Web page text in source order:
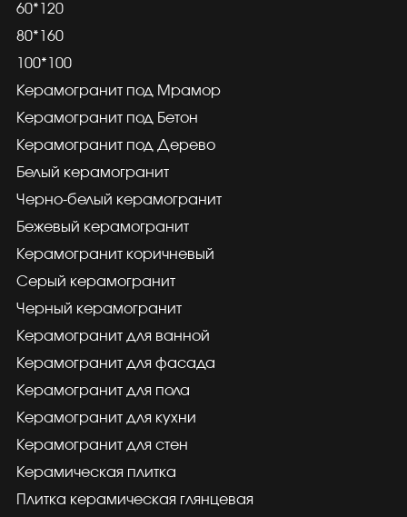
60*120
80*160
100*100
Керамогранит под Мрамор
Керамогранит под Бетон
Керамогранит под Дерево
Белый керамогранит
Черно-белый керамогранит
Бежевый керамогранит
Керамогранит коричневый
Серый керамогранит
Черный керамогранит
Керамогранит для ванной
Керамогранит для фасада
Керамогранит для пола
Керамогранит для кухни
Керамогранит для стен
Керамическая плитка
Плитка керамическая глянцевая